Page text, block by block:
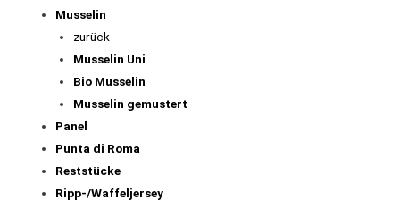
Musselin
zurück
Musselin Uni
Bio Musselin
Musselin gemustert
Panel
Punta di Roma
Reststücke
Ripp-/Waffeljersey